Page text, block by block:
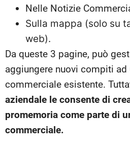
Nelle Notizie
Sulla mappa (solo su
web).
Da queste 3 pagine, può
aggiungere nuovi compiti ad
commerciale esistente.
aziendale le consente di
promemoria come parte di
commerciale.